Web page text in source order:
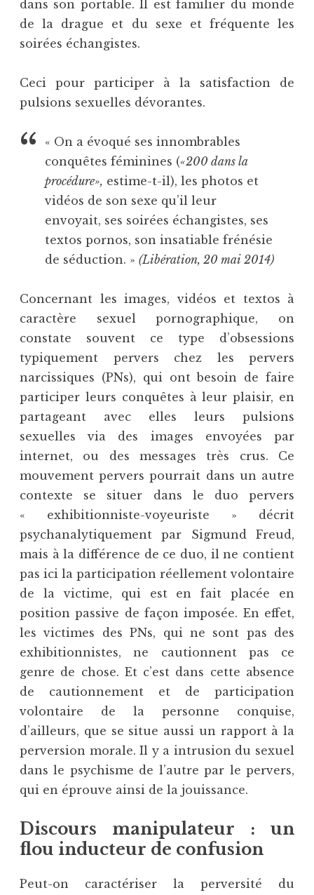
dans son portable. Il est familier du monde
de la drague et du sexe et fréquente les
soirées échangistes.
Ceci pour participer à la satisfaction de
pulsions sexuelles dévorantes.
« On a évoqué ses innombrables
conquêtes féminines («200 dans la
procédure», estime-t-il), les photos et
vidéos de son sexe qu’il leur
envoyait, ses soirées échangistes, ses
textos pornos, son insatiable frénésie
de séduction. » (Libération, 20 mai 2014)
Concernant les images, vidéos et textos à
caractère sexuel pornographique, on
constate souvent ce type d’obsessions
typiquement pervers chez les pervers
narcissiques (PNs), qui ont besoin de faire
participer leurs conquêtes à leur plaisir, en
partageant avec elles leurs pulsions
sexuelles via des images envoyées par
internet, ou des messages très crus. Ce
mouvement pervers pourrait dans un autre
contexte se situer dans le duo pervers
« exhibitionniste-voyeuriste » décrit
psychanalytiquement par Sigmund Freud,
mais à la différence de ce duo, il ne contient
pas ici la participation réellement volontaire
de la victime, qui est en fait placée en
position passive de façon imposée. En effet,
les victimes des PNs, qui ne sont pas des
exhibitionnistes, ne cautionnent pas ce
genre de chose. Et c’est dans cette absence
de cautionnement et de participation
volontaire de la personne conquise,
d’ailleurs, que se situe aussi un rapport à la
perversion morale. Il y a intrusion du sexuel
dans le psychisme de l’autre par le pervers,
qui en éprouve ainsi de la jouissance.
Discours manipulateur : un
flou inducteur de confusion
Peut-on caractériser la perversité du